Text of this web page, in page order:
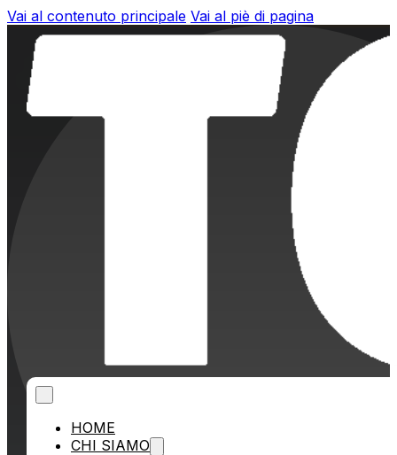
Vai al contenuto principale Vai al piè di pagina
HOME
CHI SIAMO